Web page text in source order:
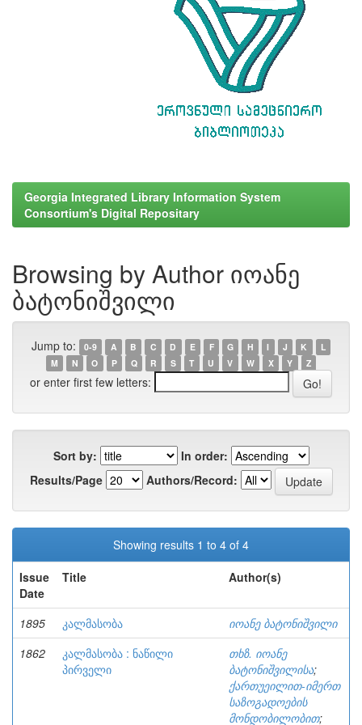
Georgia Integrated Library Information System
Consortium's Digital Repositary
Browsing by Author იოანე
ბატონიშვილი
Jump to: 0-9 A B C D E F G H I J K
L
M
N O P Q R S T U V W X Y Z
or enter first few letters:
Sort by:
In order:
Results/Page
Authors/Record:
Showing results 1 to 4 of 4
Issue
Date
Title Author(s)
1895 კალმასობა
იოანე ბატონიშვილი
1862
კალმასობა : ნაწილი
პირველი
თხზ. იოანე
ბატონიშვილისა;
ქართუეილით-იმერთ
საზოგადოების
მონდობილობით;